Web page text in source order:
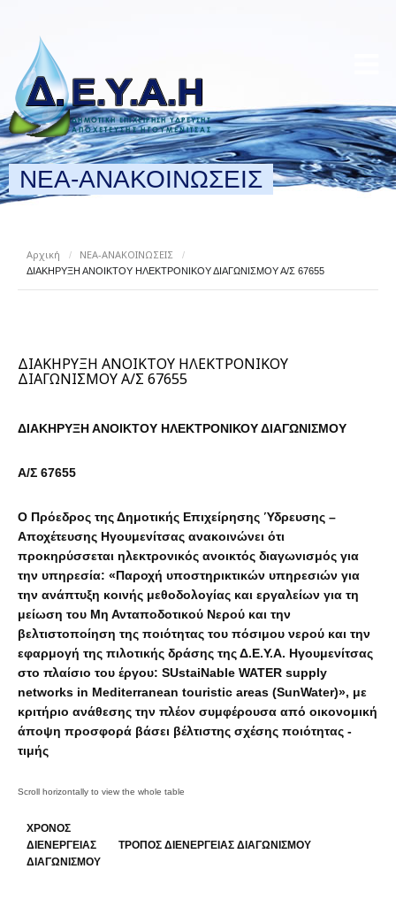
ΝΕΑ-ΑΝΑΚΟΙΝΩΣΕΙΣ
Αρχική / ΝΕΑ-ΑΝΑΚΟΙΝΩΣΕΙΣ
/
ΔΙΑΚΗΡΥΞΗ ΑΝΟΙΚΤΟΥ ΗΛΕΚΤΡΟΝΙΚΟΥ ΔΙΑΓΩΝΙΣΜΟΥ Α/Σ 67655
ΔΙΑΚΗΡΥΞΗ ΑΝΟΙΚΤΟΥ ΗΛΕΚΤΡΟΝΙΚΟΥ
ΔΙΑΓΩΝΙΣΜΟΥ Α/Σ 67655
ΔΙΑΚΗΡΥΞΗ ΑΝΟΙΚΤΟΥ ΗΛΕΚΤΡΟΝΙΚΟΥ ΔΙΑΓΩΝΙΣΜΟΥ
Α/Σ 67655
Ο Πρόεδρος της Δημοτικής Επιχείρησης Ύδρευσης –
Αποχέτευσης Ηγουμενίτσας ανακοινώνει ότι
προκηρύσσεται ηλεκτρονικός ανοικτός διαγωνισμός για
την υπηρεσία: «Παροχή υποστηρικτικών υπηρεσιών για
την ανάπτυξη κοινής μεθοδολογίας και εργαλείων για τη
μείωση του Μη Ανταποδοτικού Νερού και την
βελτιστοποίηση της ποιότητας του πόσιμου νερού και την
εφαρμογή της πιλοτικής δράσης της Δ.Ε.Υ.Α. Ηγουμενίτσας
στο πλαίσιο του έργου: SUstaiNable WATER supply
networks in Mediterranean touristic areas (SunWater)», με
κριτήριο ανάθεσης την πλέον συμφέρουσα από οικονομική
άποψη προσφορά βάσει βέλτιστης σχέσης ποιότητας -
τιμής
ΧΡΟΝΟΣ
ΔΙΕΝΕΡΓΕΙΑΣ
ΔΙΑΓΩΝΙΣΜΟΥ
ΤΡΟΠΟΣ ΔΙΕΝΕΡΓΕΙΑΣ ΔΙΑΓΩΝΙΣΜΟΥ